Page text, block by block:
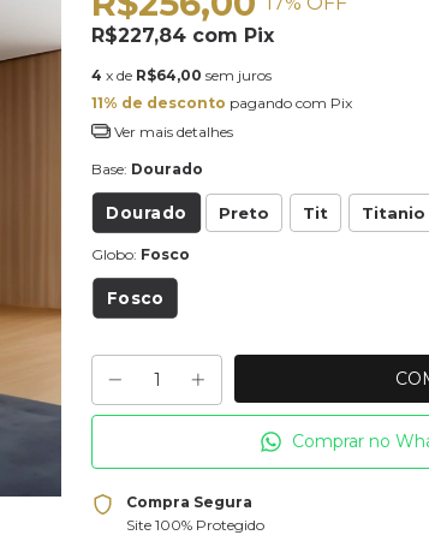
R$227,84 com Pix
4 x de R$64,00 sem juros
11% de desconto pagando com Pix
Ver mais detalhes
Base: Dourado
Dourado Preto Tit Titanio
Globo: Fosco
Fosco
Comprar no
Compra Segura
Site 100% Protegido